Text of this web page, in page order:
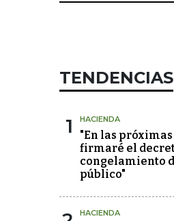
TENDENCIAS
1 HACIENDA
"En las
firmaré el
congelamiento
público"
HACIENDA